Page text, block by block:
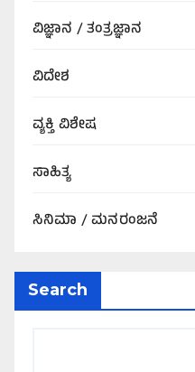
ವಿಜ್ಞಾನ / ತಂತ್ರಜ್ಞಾನ
ವಿದೇಶ
ವ್ಯಕ್ತಿ ವಿಶೇಷ
ಸಾಹಿತ್ಯ
ಸಿನಿಮಾ / ಮನರಂಜನೆ
Search